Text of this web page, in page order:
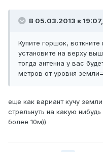
В 05.03.2013 в
Купите горшок,
установите на верху
тогда антенна у вас
метров от уровня
еще как вариант кучу
стрельнуть на какую
более 10м))